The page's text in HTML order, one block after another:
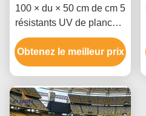
100 × du × 50 cm de cm 5
résistants UV de plancher
portatif d'événement de
cm pour la protection
d'herbe
Obtenez le meilleur prix